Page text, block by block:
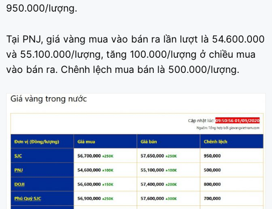
950.000/lượng.
Tại PNJ, giá vàng mua vào bán ra lần lượt là 54.600.000
và 55.100.000/lượng, tăng 100.000/lượng ở chiều mua
vào bán ra. Chênh lệch mua bán là 500.000/lượng.